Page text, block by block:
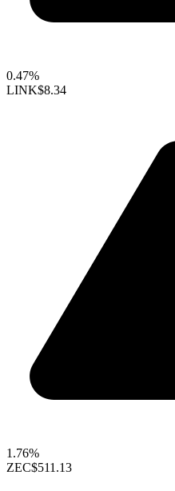
0.47%
LINK$8.34
1.76%
ZEC$511.13